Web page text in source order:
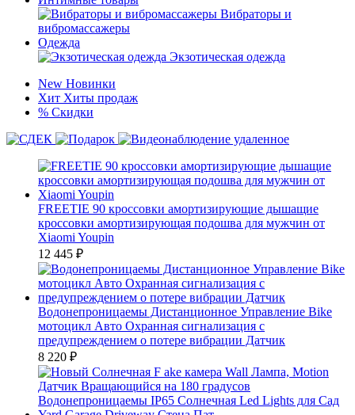
Вибраторы и
вибромассажеры
Одежда
Экзотическая одежда
New Новинки
Хит Хиты продаж
% Скидки
FREETIE 90 кроссовки амортизирующие дышащие
кроссовки амортизирующая подошва для мужчин от
Xiaomi Youpin
12 445 ₽
Водонепроницаемы Дистанционное Управление Bike
мотоцикл Авто Охранная сигнализация с
предупреждением о потере вибрации Датчик
8 220 ₽